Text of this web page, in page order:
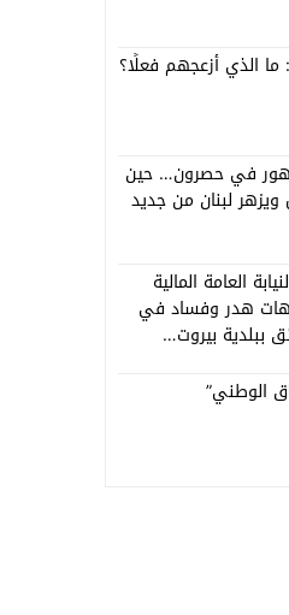
ما الذي أزعجهم فعلًا؟
في حصرون… حين
ويزهر لبنان من جديد
العامة المالية
هدر وفساد في
ببلدية بيروت…
الوطني”